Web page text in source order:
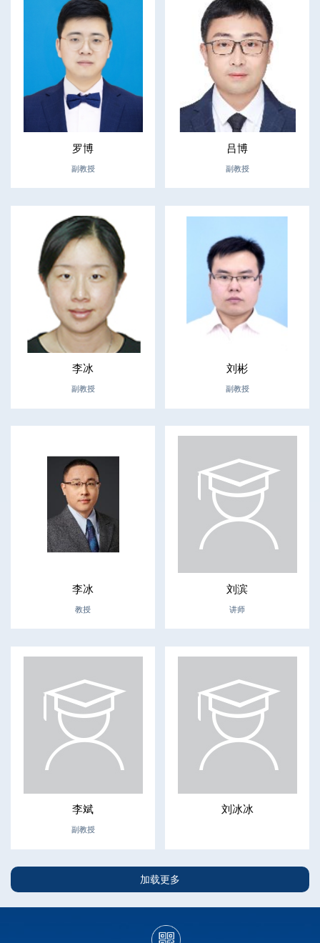
罗博
副教授
吕博
副教授
李冰
副教授
刘彬
副教授
李冰
教授
刘滨
讲师
李斌
副教授
刘冰冰
加载更多